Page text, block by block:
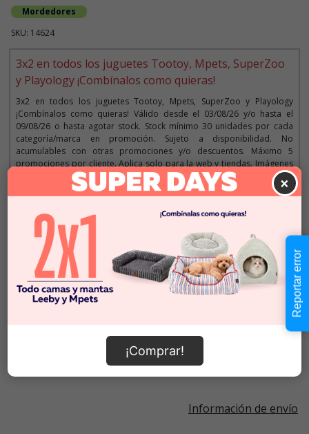
Mordedores
SKU: 14624
3x2 en todos los juguetes Tootoy, Mpets, SuperZoo
y Playology ¡Combínalos como quieras!
3x2 en todos los juguetes Tootoy, Mpets, SuperZoo y Playology
¡Combínalos como quieras! Válido desde el 03/08/26 y/o hasta el
09/08/26 o hasta agotar stock. Stock mínimo 30 unidades por cada
categoría/marca en promoción. Sujeto a disponibilidad. No
acumulables con otras promociones y/o descuentos. Máximo 5
promociones por cliente. Aplica solo para la web y tiendas. Imágenes
Descripción
Cantidad:
-
$6.990
En Stock
Añadir al carrito
Información de envío
×
¡Comprar!
Reportar error